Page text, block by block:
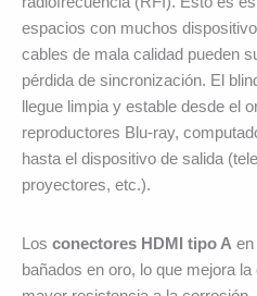
espacios con muchos
cables de mala calidad pueden
pérdida de sincronización. El
llegue limpia y estable desde el
reproductores Blu-ray,
hasta el dispositivo de salida
proyectores, etc.).
Los conectores HDMI tipo A
bañados en oro, lo que mejora